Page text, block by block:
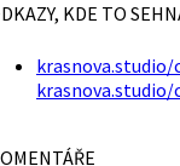
KDE TO